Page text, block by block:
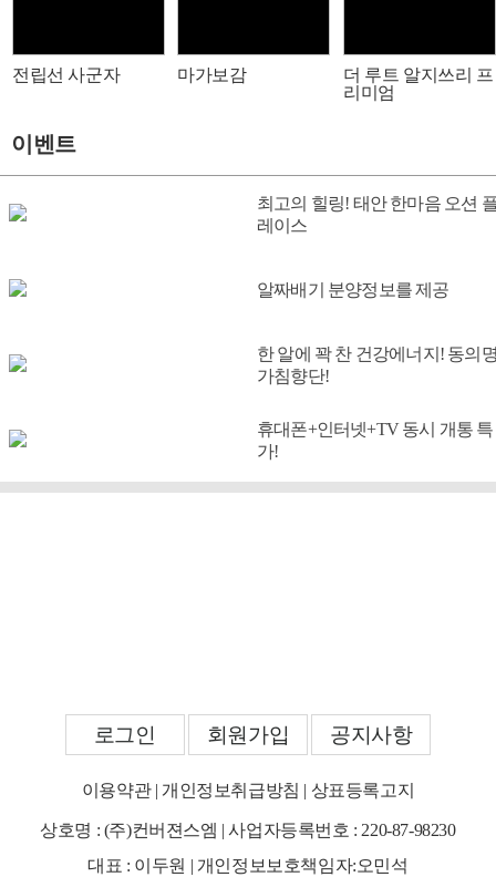
전립선 사군자 마가보감
더 루트 알지쓰리 프
리미엄
이벤트
최고의 힐링! 태안 한마음 오션
레이스
알짜배기 분양정보를 제공
한 알에 꽉 찬 건강에너지! 동의
가침향단!
휴대폰+인터넷+TV 동시 개통 특
가!
로그인 회원가입 공지사항
이용약관| 개인정보취급방침 | 상표등록고지
상호명 : (주)컨버젼스엠 | 사업자등록번호 : 220-87-98230
대표 : 이두원 | 개인정보보호책임자:오민석